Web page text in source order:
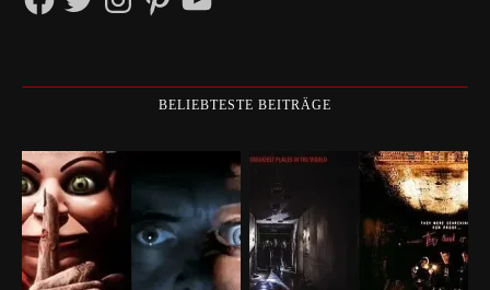
BELIEBTESTE BEITRÄGE